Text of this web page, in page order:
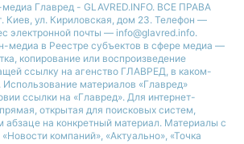
Главред - GLAVRED.INFO. ВСЕ ПРАВА
ул. Кириловская, дом 23. Телефон —
электронной почты — info@glavred.info.
медиа в Реестре cубъектов в сфере медиа —
копирование или воспроизведение
ссылку на агенство ГЛАВРЕД, в каком-
материалов «Главред»
ссылки на «Главред». Для интернет-
открытая для поисковых систем,
абзаце на конкретный материал. Материалы с
компаний», «Актуально», «Точка